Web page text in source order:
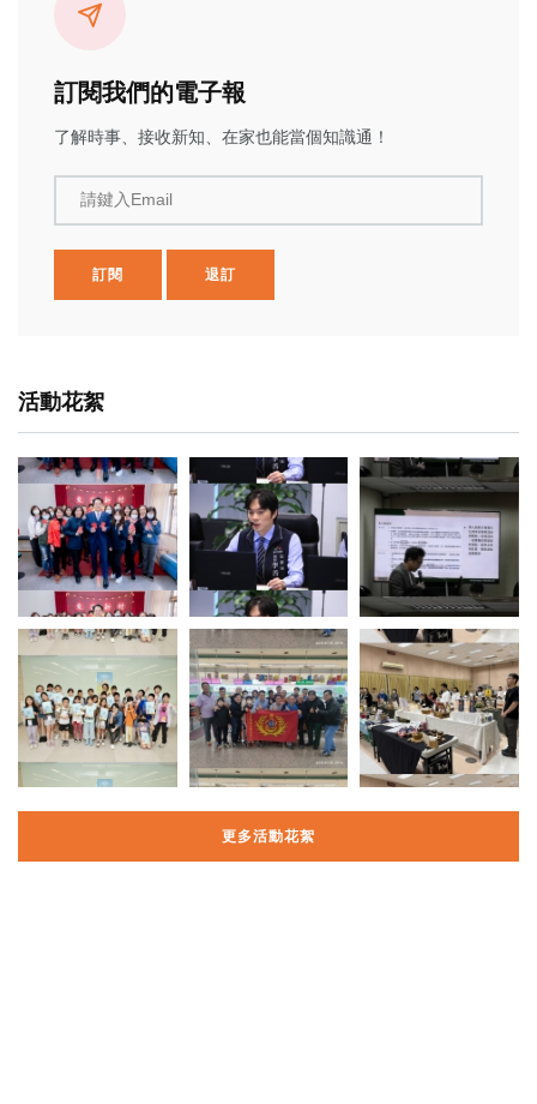
訂閱我們的電子報
了解時事、接收新知、在家也能當個知識通！
請鍵入Email
訂閱 退訂
活動花絮
更多活動花絮